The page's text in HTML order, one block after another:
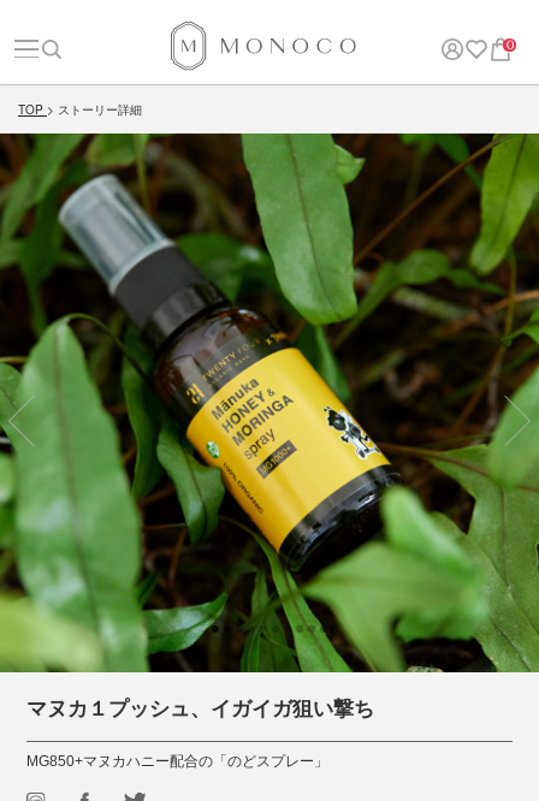
0
TOP ストーリー詳細
マヌカ１プッシュ、イガイガ狙い撃ち
MG850+マヌカハニー配合の「のどスプレー」